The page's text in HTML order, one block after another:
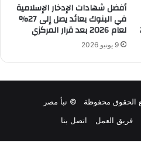
أفضل شهادات الإدخار الإسلامية
في البنوك بعائد يصل إلى 27%
لعام 2026 بعد قرار المركزي
9 يونيو 2026
فريق العمل اتصل بنا